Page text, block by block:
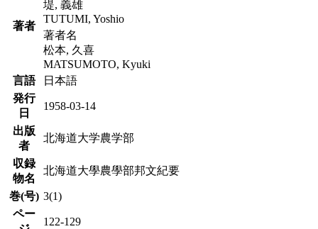
著者
堤, 義雄
TUTUMI, Yoshio
著者名
松本, 久喜
MATSUMOTO, Kyuki
言語
日本語
発行
日
1958-03-14
出版
者
北海道大学農学部
収録
物名
北海道大學農學部邦文紀要
巻(号) 3(1)
ペー
122-129